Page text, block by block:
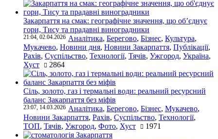
Закарпаття на смак: географічне значення, що об’єднує
гори, Тису та прадавні виноградники
21:04, 02.04.2026 Аналітика, Берегово, Бізнес, Культура,
Мукачево, Новини дня, Новини Закарпаття, Публікації,
Рахів, Суспільство, Технології, Тячів, Ужгород, Україна,
Хуст
2864
Сіль, золото, газ і термальні води: реальний ресурсний
баланс Закарпаття без міфів
23:07, 14.03.2026 Аналітика, Берегово, Бізнес, Мукачево,
Новини Закарпаття, Рахів, Суспільство, Технології,
ТОП, Тячів, Ужгород, Фото, Хуст 1971